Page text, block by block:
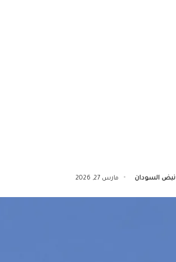
نبض السودان مارس 27, 2026